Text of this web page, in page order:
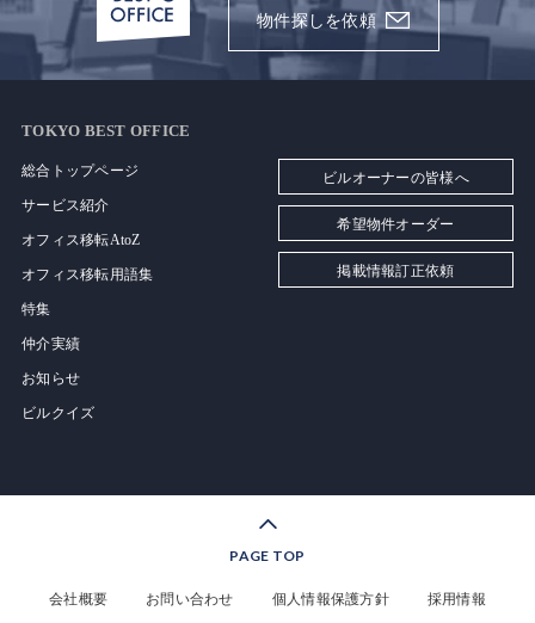
物件探しを依頼
TOKYO BEST OFFICE
総合トップページ
サービス紹介
オフィス移転AtoZ
オフィス移転用語集
特集
仲介実績
お知らせ
ビルクイズ
ビルオーナーの皆様へ
希望物件オーダー
掲載情報訂正依頼
PAGE TOP
会社概要 お問い合わせ 個人情報保護方針 採用情報